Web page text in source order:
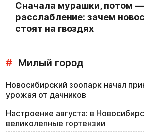
Сначала мурашки, потом —
расслабление: зачем
стоят на гвоздях
# Милый город
Новосибирский зоопарк начал
урожая от дачников
Настроение августа: в
великолепные гортензии